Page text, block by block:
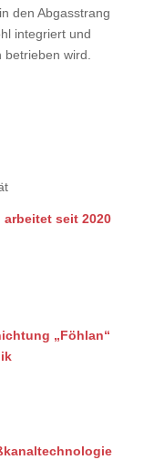
den Abgasstrang
integriert und
wird.
seit 2020
„Föhlan“